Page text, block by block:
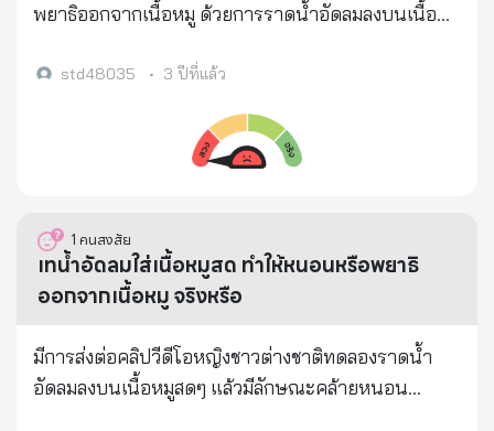
พยาธิออกจากเนื้อหมู ด้วยการราดน้ำอัดลมลงบนเนื้อหมู
ตรวจสอบและชี้แจงข้อเท็จจริงว่า วิธีการดังกล่าวไม่
จากเนื้อหมูได้ ซึ่งคลิปดังกล่าวในการถ่ายทำมีบางช่วง
บางตอนที่ผู้ผลิตคลิปไม่ได้ถ่ายทำไปบนเนื้อทดลอง จึง
เป็นการตกแต่งภาพด้วยคอมพิวเตอร์ เพื่อเรียกยอดไลก์
ยอดแชร์ในช่องทางโซเชียลมีเดีย บทสรุปของเรื่องนี้ : วิธี
การดังกล่าวไม่สามารถทำให้สิ่งแปลกปลอม ทั้งหนอน
หลายส่วน มาทดลองเช่นเดียวกับในคลิปที่ส่งต่อ ๆ กันนี้
และไม่พบลักษณะผิดปกติดังที่ปรากฏ
std48035 • 3 ปีที่แล้ว
1 คนสงสัย
เทน้ำอัดลมใส่เนื้อหมูสด ทำให้หนอนหรือพยาธิ
ออกจากเนื้อหมู จริงหรือ
มีการส่งต่อคลิปวีดีโอหญิงชาวต่างชาติทดลองราดน้ำ
อัดลมลงบนเนื้อหมูสดๆ แล้วมีลักษณะคล้ายหนอน